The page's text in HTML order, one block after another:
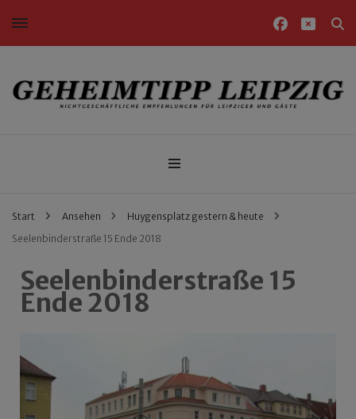
Nichtgeschäftliche Empfehlungen für Leipziger und Gäste
Start Ansehen
Huygensplatz gestern & heute
Seelenbinderstraße 15 Ende 2018
Seelenbinderstraße 15
Ende 2018